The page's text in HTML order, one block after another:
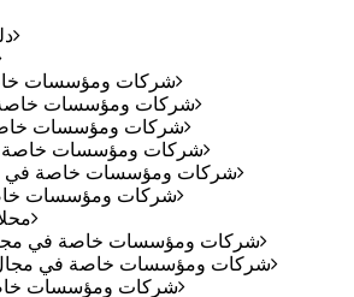
شركات ومؤسسات
شركات ومؤسسات
شركات ومؤسسات
شركات ومؤسسات خاصة
شركات ومؤسسات خاصة في
شركات ومؤسسات
شركات ومؤسسات خاصة في
شركات ومؤسسات خاصة في مجال
شركات ومؤسسات